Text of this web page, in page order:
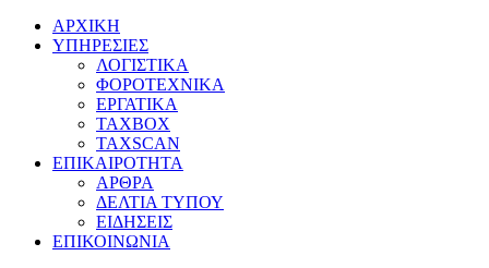
ΑΡΧΙΚΗ
ΥΠΗΡΕΣΙΕΣ
ΛΟΓΙΣΤΙΚΑ
ΦΟΡΟΤΕΧΝΙΚΑ
ΕΡΓΑΤΙΚΑ
TAXBOX
TAXSCAN
ΕΠΙΚΑΙΡΟΤΗΤΑ
ΑΡΘΡΑ
ΔΕΛΤΙΑ ΤΥΠΟΥ
ΕΙΔΗΣΕΙΣ
ΕΠΙΚΟΙΝΩΝΙΑ